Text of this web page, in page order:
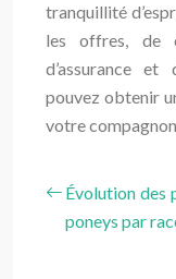
tranquillité
les offres, de
d’assurance
pouvez obtenir
votre
Évolution des
poneys par